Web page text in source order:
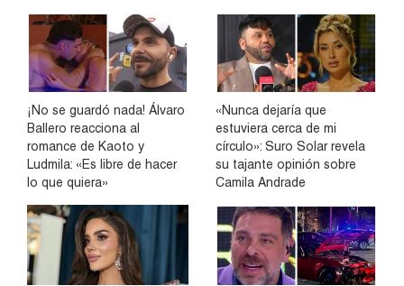
¡No se guardó nada! Álvaro
Ballero reacciona al
romance de Kaoto y
Ludmila: «Es libre de hacer
lo que quiera»
«Nunca dejaría que
estuviera cerca de mi
círculo»: Suro Solar revela
su tajante opinión sobre
Camila Andrade